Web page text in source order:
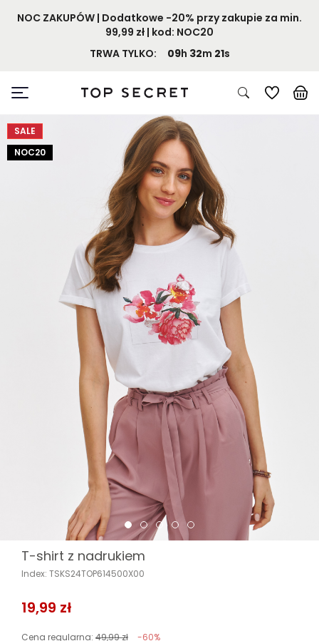
NOC ZAKUPÓW | Dodatkowe -20% przy zakupie za min.
99,99 zł | kod: NOC20
TRWA TYLKO:
09h 32m 21s
SALE
NOC20
T-shirt z nadrukiem
Index: TSKS24TOP614500X00
19,99 zł
Cena regularna: 49,99 zł
-60%